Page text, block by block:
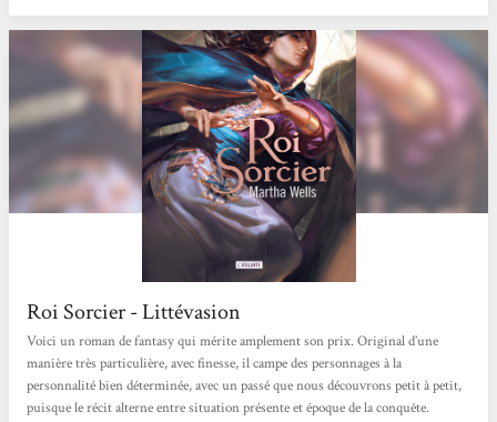
Roi Sorcier - Littévasion
Voici un roman de fantasy qui mérite amplement son prix. Original d’une
manière très particulière, avec finesse, il campe des personnages à la
personnalité bien déterminée, avec un passé que nous découvrons petit à petit,
puisque le récit alterne entre situation présente et époque de la conquête.